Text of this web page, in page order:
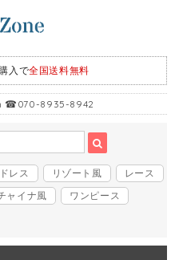
入で全国送料無料
☎070-8935-8942
レス リゾート風
レース
ャイナ風
ワンピース